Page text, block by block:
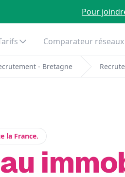
Pour
Comparateur
- Bretagne
la France.